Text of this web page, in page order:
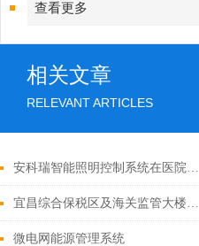
查看更多
相关文章
RELEVANT ARTICLES
安科瑞智能照明控制系统在医院行业的应用
宜昌综合保税区及海关监管大楼智能照明控制系统的设计和应用
微电网能源管理系统